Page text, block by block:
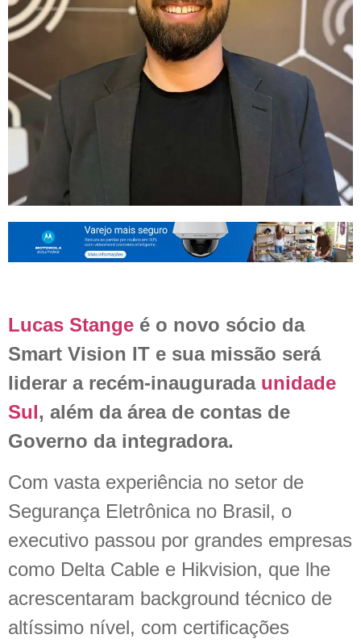
Lucas Stange é o novo sócio da
Smart Vision IT e sua missão será
liderar a recém-inaugurada unidade
Sul, além da área de contas de
Governo da integradora.
Com vasta experiência no setor de
Segurança Eletrônica no Brasil, o
executivo passou por grandes empresas
como Delta Cable e Hikvision, que lhe
acrescentaram background técnico de
altíssimo nível, com certificações